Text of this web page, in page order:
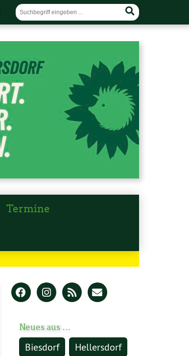
Termine
Neues aus …
Biesdorf
Hellersdorf